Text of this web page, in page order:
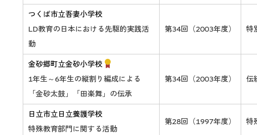
つくば市立吾妻小学校
LD教育の日本における先駆的実践活
動
第34回（2003年度） 特
金砂郷町立金砂小学校
1年生～6年生の縦割り編成による
「金砂太鼓」「田楽舞」の伝承
第34回（2003年度） 伝
日立市立日立養護学校
特殊教育部門に関する活動
第28回（1997年度） 特